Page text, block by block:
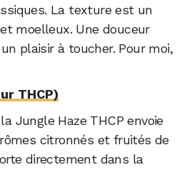
La texture est un
moelleux. Une douceur
plaisir à toucher. Pour moi,
THCP)
Jungle Haze THCP envoie
citronnés et fruités de
directement dans la